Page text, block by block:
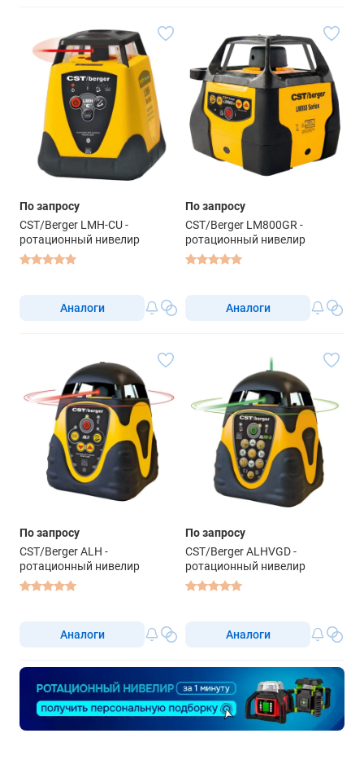
По запросу
CST/Berger LMH-CU -
ротационный нивелир
Аналоги
По запросу
CST/Berger LM800GR -
ротационный нивелир
Аналоги
По запросу
CST/Berger ALH -
ротационный нивелир
Аналоги
По запросу
CST/Berger ALHVGD -
ротационный нивелир
Аналоги